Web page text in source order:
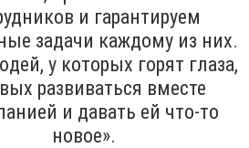
и гарантируем
задачи каждому из них.
у которых горят глаза,
развиваться вместе
и давать ей что-то
новое».